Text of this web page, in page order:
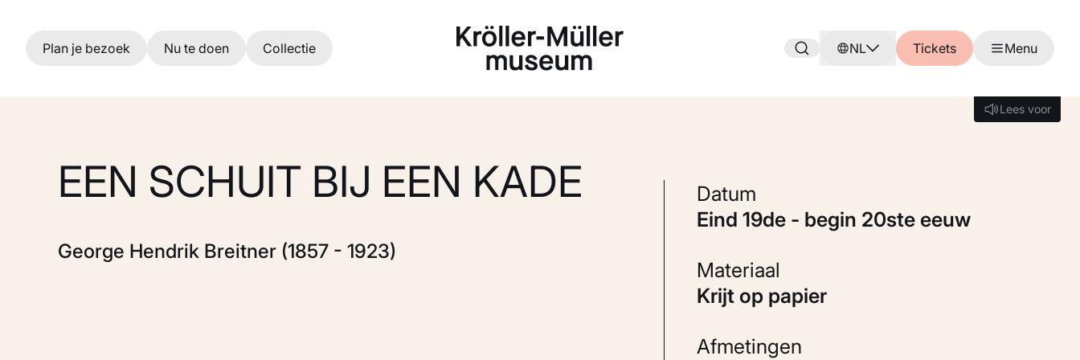
Ga naar hoofdinhoud
Plan je bezoek Nu te doen Collectie NL Tickets Menu
Lees voor
Lees voor
EEN SCHUIT BIJ EEN KADE
George Hendrik Breitner (1857 - 1923)
Datum
eind 19de - begin 20ste eeuw
Materiaal
Krijt op papier
Afmetingen